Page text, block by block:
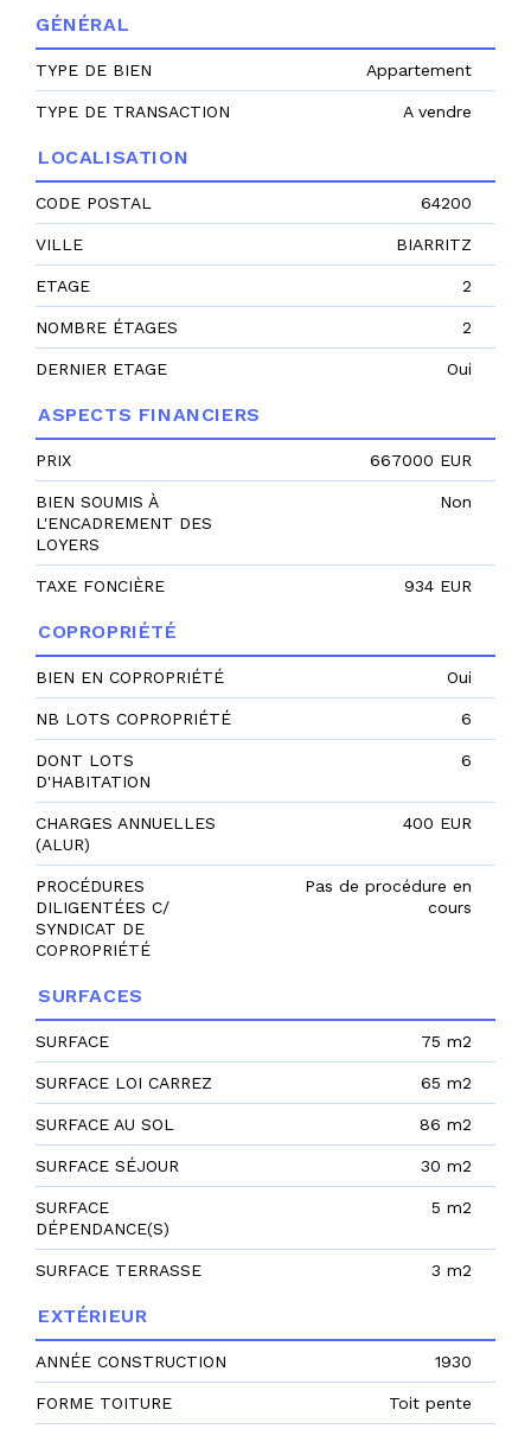
GÉNÉRAL
TYPE DE BIEN Appartement
TYPE DE TRANSACTION A vendre
LOCALISATION
CODE POSTAL 64200
VILLE BIARRITZ
ETAGE 2
NOMBRE ÉTAGES 2
DERNIER ETAGE Oui
ASPECTS FINANCIERS
PRIX 667000 EUR
BIEN SOUMIS À
L'ENCADREMENT DES
LOYERS
Non
TAXE FONCIÈRE 934 EUR
COPROPRIÉTÉ
BIEN EN COPROPRIÉTÉ Oui
NB LOTS COPROPRIÉTÉ 6
DONT LOTS
D'HABITATION
6
CHARGES ANNUELLES
(ALUR)
400 EUR
PROCÉDURES
DILIGENTÉES C/
SYNDICAT DE
COPROPRIÉTÉ
Pas de procédure en
cours
SURFACES
SURFACE 75 m2
SURFACE LOI CARREZ 65 m2
SURFACE AU SOL 86 m2
SURFACE SÉJOUR 30 m2
SURFACE
DÉPENDANCE(S)
5 m2
SURFACE TERRASSE 3 m2
EXTÉRIEUR
ANNÉE CONSTRUCTION 1930
FORME TOITURE Toit pente